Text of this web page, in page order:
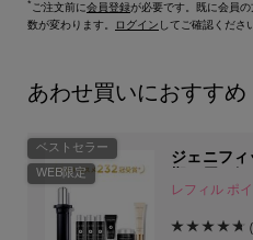
* ご注文前に会員登録が必要です。既に会員
数が変わります。
ログイン してご確認くださ
あわせ買いにおすすめ
ジェニフ
レフィル ポ
ベストセラー
WEB限定